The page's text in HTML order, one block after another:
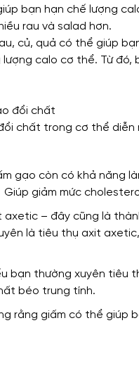
bạn hạn chế lượng
rau và salad hơn.
củ, quả có thể giúp
calo cơ thể. Từ
đổi chất
chất trong cơ thể diễn
gạo còn có khả năng
Giúp giảm mức
axetic – đây cũng là
là tiêu thụ axit
bạn thường xuyên tiêu
béo trung tính.
rằng giấm có thể giúp